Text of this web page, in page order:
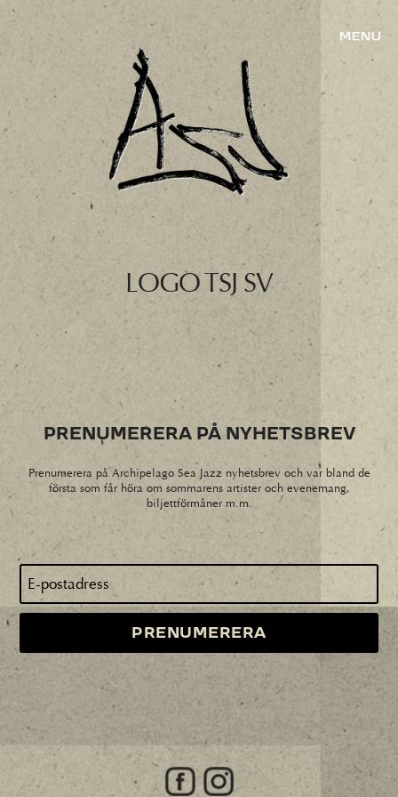
LOGO TSJ SV
PRENUMERERA PÅ NYHETSBREV
Prenumerera på Archipelago Sea Jazz nyhetsbrev och var bland de
första som får höra om sommarens artister och evenemang,
biljettförmåner m.m.